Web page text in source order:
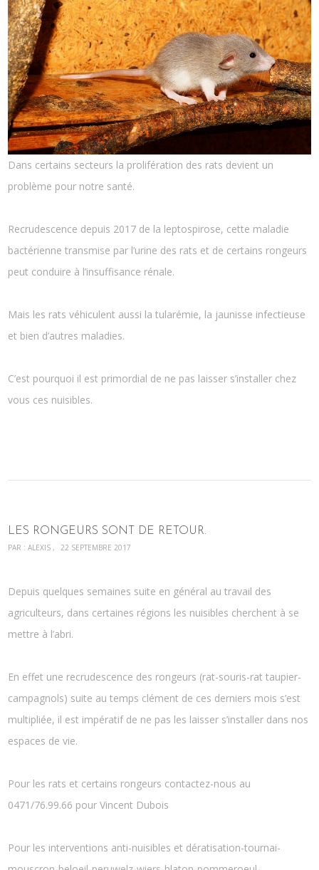
Dans certains secteurs la prolifération des rats devient un
problème pour notre santé.
Recrudescence depuis 2017 de la leptospirose, cette maladie
bactérienne transmise par l’urine des rats et de certains rongeurs
peut conduire à l’insuffisance rénale.
Mais les rats véhiculent aussi la tularémie, la jaunisse infectieuse
et bien d’autres maladies.
C’est pourquoi il est primordial de ne pas laisser s’installer chez
vous ces nuisibles.
LES RONGEURS SONT DE RETOUR.
PAR :ALEXIS 22 SEPTEMBRE 2017
Depuis quelques semaines suite en général au travail des
agriculteurs, dans certaines régions les nuisibles cherchent à se
mettre à l’abri.
En effet une recrudescence des rongeurs (rat-souris-rat taupier-
campagnols) suite au temps clément de ces derniers mois s’est
multipliée, il est impératif de ne pas les laisser s’installer dans nos
espaces de vie.
Pour les rats et certains rongeurs contactez-nous au
0471/76.99.66 pour Vincent Dubois
Pour les interventions anti-nuisibles et dératisation-tournai-